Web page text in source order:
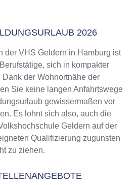
2026
der VHS Geldern in Hamburg ist
sich in kompakter
der Wohnortnähe der
Sie keine langen Anfahrtswege
gewissermaßen vor
Es lohnt sich also, auch die
Geldern auf der
Qualifizierung zugunsten
zu ziehen.